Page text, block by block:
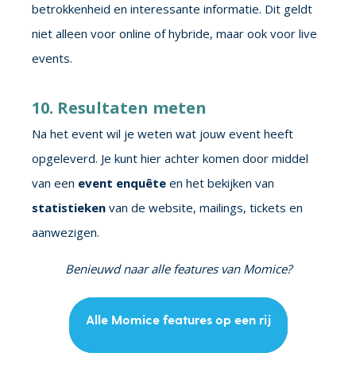
betrokkenheid en interessante informatie. Dit geldt
niet alleen voor online of hybride, maar ook voor live
events.
10. Resultaten meten
Na het event wil je weten wat jouw event heeft
opgeleverd. Je kunt hier achter komen door middel
van een event enquête en het bekijken van
statistieken van de website, mailings, tickets en
aanwezigen.
Benieuwd naar alle features van Momice?
Alle Momice features op een rij